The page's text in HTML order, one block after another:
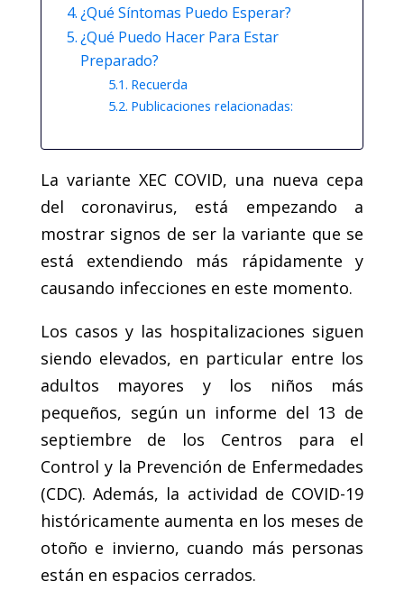
¿Qué Síntomas Puedo Esperar?
¿Qué Puedo Hacer Para Estar
Preparado?
Recuerda
Publicaciones relacionadas:
La variante XEC COVID, una nueva cepa
del coronavirus, está empezando a
mostrar signos de ser la variante que se
está extendiendo más rápidamente y
causando infecciones en este momento.
Los casos y las hospitalizaciones siguen
siendo elevados, en particular entre los
adultos mayores y los niños más
pequeños, según un informe del 13 de
septiembre de los Centros para el
Control y la Prevención de Enfermedades
(CDC). Además, la actividad de COVID-19
históricamente aumenta en los meses de
otoño e invierno, cuando más personas
están en espacios cerrados.